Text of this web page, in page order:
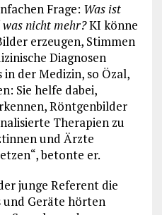
Frage: Was ist
nicht mehr?KI könne
erzeugen, Stimmen
Diagnosen
der Medizin, so Özal,
Sie helfe dabei,
Röntgenbilder
Therapien zu
und Ärzte
betonte er.
junge Referent die
und Geräte hörten